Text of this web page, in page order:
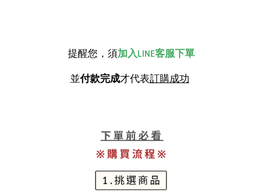
提醒您，須加入LINE客服下單
並付款完成才代表訂購成功